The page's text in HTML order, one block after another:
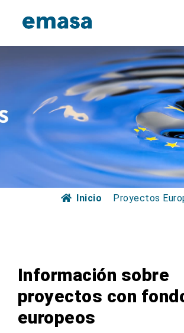
Inicio Proyectos
Información sobre
proyectos con
europeos